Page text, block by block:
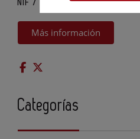
NIF /
Más información
Categorías